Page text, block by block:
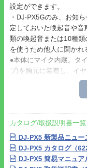
設定ができます。
・DJ-PX5Gのみ、お知
定しておいた喚起音や
類の喚起音または10種
を使うため他人に聞かれ
●本体にマイク内蔵。タ
プ)を胸元に装着し、イ
用することもできます。
※タイピン付きマイクは
●堅牢性の高いポリカー
お使いいただけます。
●アンテナ(22mm)を下に
※マイクを上下に一つず
カタログ/取扱説明書一覧
DJ-PX5 新製品ニュー
DJ-PX5 カタログ（
DJ-PX5 簡易マニュア